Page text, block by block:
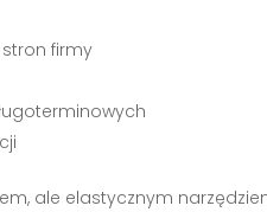
firmy
ale elastycznym